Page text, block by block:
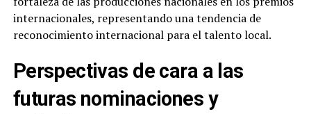
internacionales, representando una tendencia de
reconocimiento internacional para el talento local.
Perspectivas de cara a las
futuras nominaciones y